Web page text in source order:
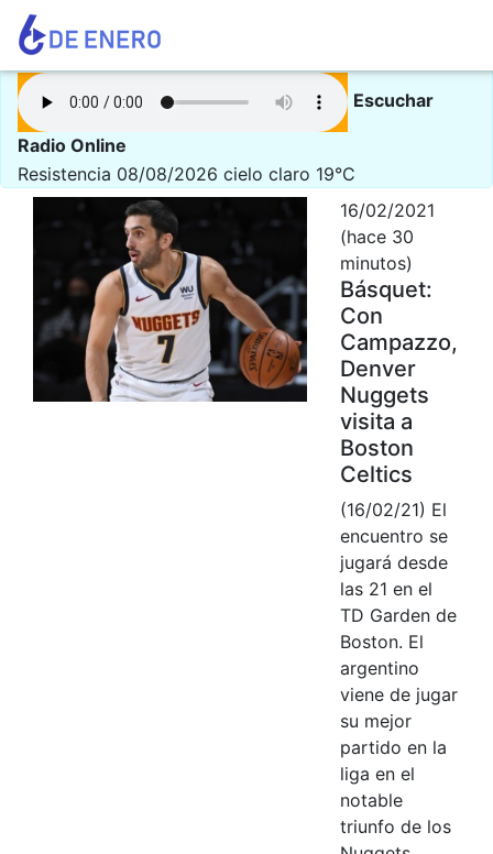
Escuchar
Radio Online
Resistencia 08/08/2026 cielo claro 19°C
16/02/2021
(hace 30
minutos)
Básquet:
Con
Campazzo,
Denver
Nuggets
visita a
Boston
Celtics
(16/02/21) El
encuentro se
jugará desde
las 21 en el
TD Garden de
Boston. El
argentino
viene de jugar
su mejor
partido en la
liga en el
notable
triunfo de los